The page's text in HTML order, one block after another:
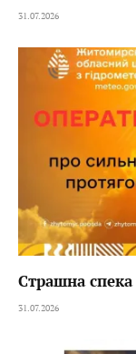
31.07.2026
Страшна
31.07.2026